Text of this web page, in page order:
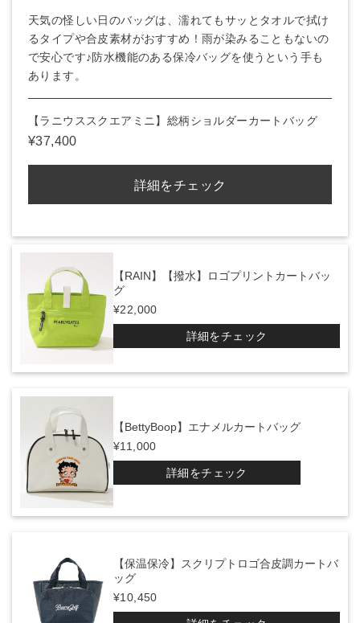
天気の怪しい日のバッグは、濡れてもサッとタオルで拭け
るタイプや合皮素材がおすすめ！雨が染みることもないの
で安心です♪防水機能のある保冷バッグを使うという手も
あります。
【ラニウススクエアミニ】総柄ショルダーカートバッグ
¥37,400
詳細をチェック
【RAIN】【撥水】ロゴプリントカートバッ
グ
¥22,000
詳細をチェック
【BettyBoop】エナメルカートバッグ
¥11,000
詳細をチェック
【保温保冷】スクリプトロゴ合皮調カートバ
ッグ
¥10,450